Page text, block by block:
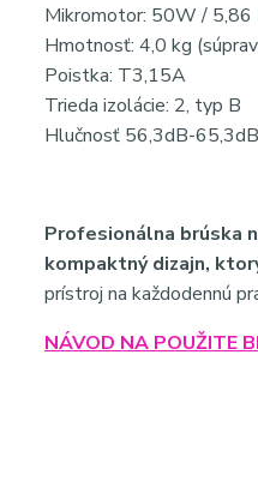
Mikromotor: 50W /
Hmotnosť: 4,0 kg
Poistka: T3,15A
Trieda izolácie: 2, typ B
Hlučnosť 56,3dB-65,3dB
Profesionálna brúska
kompaktný dizajn,
prístroj na každodennú
NÁVOD NA POUŽITE